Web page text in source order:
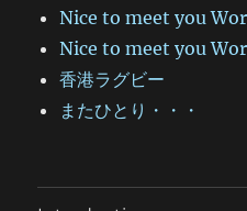
Nice to meet you
Nice to meet you
香港ラグビー
またひとり・・・